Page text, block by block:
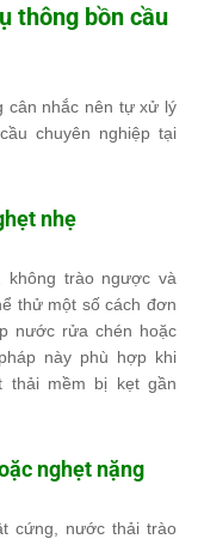
thông bồn cầu
cân nhắc nên tự xử lý
chuyên nghiệp tại
nhẹ
không trào ngược và
thử một số cách đơn
nước rửa chén hoặc
này phù hợp khi
thải mềm bị kẹt gần
nghẹt nặng
cứng, nước thải trào